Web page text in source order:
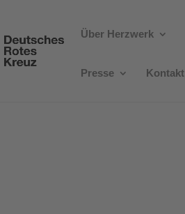
Über Herzwerk
Presse Kontakt